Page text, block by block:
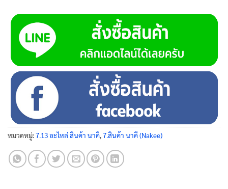
หมวดหมู่:7.13 อะไหล่ สินค้า นาคี,7.สินค้า นาคี (Nakee)